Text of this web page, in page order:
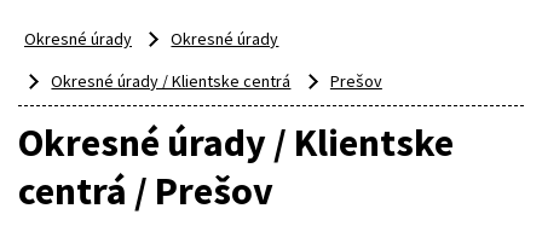
Okresné úrady
Okresné úrady
Okresné úrady / Klientske centrá
Prešov
Okresné úrady / Klientske
centrá / Prešov